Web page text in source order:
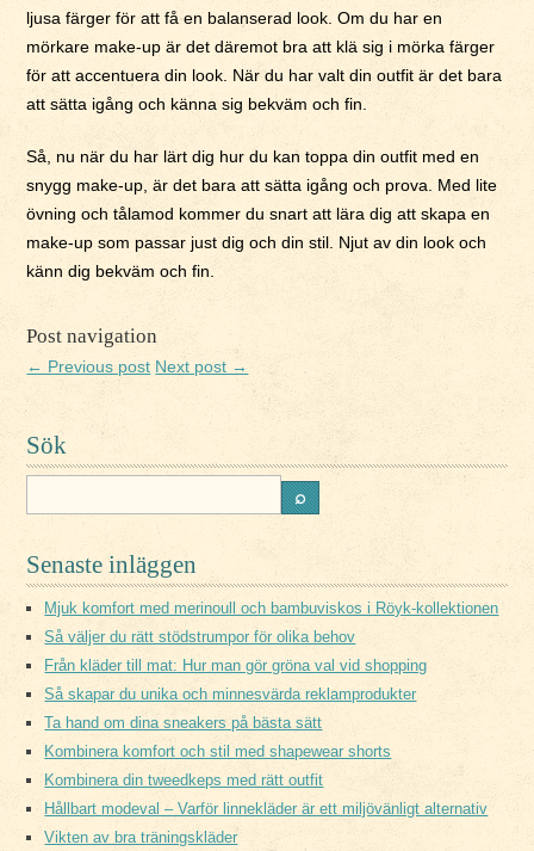
ljusa färger för att få en balanserad look. Om du har en
mörkare make-up är det däremot bra att klä sig i mörka färger
för att accentuera din look. När du har valt din outfit är det bara
att sätta igång och känna sig bekväm och fin.
Så, nu när du har lärt dig hur du kan toppa din outfit med en
snygg make-up, är det bara att sätta igång och prova. Med lite
övning och tålamod kommer du snart att lära dig att skapa en
make-up som passar just dig och din stil. Njut av din look och
känn dig bekväm och fin.
Post navigation
← Previous post Next post →
Sök
Senaste inläggen
Mjuk komfort med merinoull och bambuviskos i Röyk-kollektionen
Så väljer du rätt stödstrumpor för olika behov
Från kläder till mat: Hur man gör gröna val vid shopping
Så skapar du unika och minnesvärda reklamprodukter
Ta hand om dina sneakers på bästa sätt
Kombinera komfort och stil med shapewear shorts
Kombinera din tweedkeps med rätt outfit
Hållbart modeval – Varför linnekläder är ett miljövänligt alternativ
Vikten av bra träningskläder